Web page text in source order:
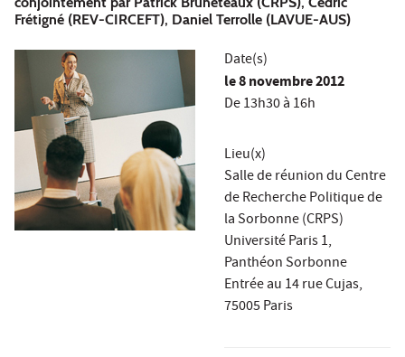
Frétigné (REV-CIRCEFT), Daniel Terrolle (LAVUE-AUS)
Date(s)
le8 novembre 2012
De 13h30 à 16h
Lieu(x)
Salle de réunion du Centre
de Recherche Politique de
la Sorbonne (CRPS)
Université Paris 1,
Panthéon Sorbonne
Entrée au 14 rue Cujas,
75005 Paris